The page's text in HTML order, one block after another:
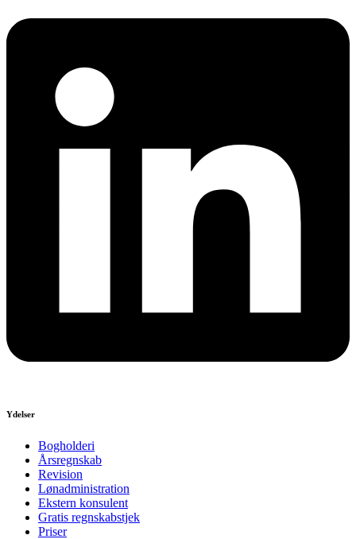
Ydelser
Bogholderi
Årsregnskab
Revision
Lønadministration
Ekstern konsulent
Gratis regnskabstjek
Priser